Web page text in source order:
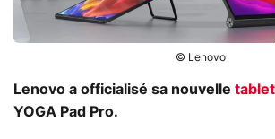
© Lenovo
Lenovo a officialisé sa nouvelle
YOGA Pad Pro.